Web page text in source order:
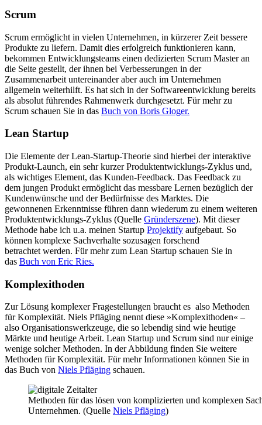
Scrum
Scrum ermöglicht in vielen Unternehmen, in kürzerer Zeit bessere
Produkte zu liefern. Damit dies erfolgreich funktionieren kann,
bekommen Entwicklungsteams einen dedizierten Scrum Master an
die Seite gestellt, der ihnen bei Verbesserungen in der
Zusammenarbeit untereinander aber auch im Unternehmen
allgemein weiterhilft. Es hat sich in der Softwareentwicklung bereits
als absolut führendes Rahmenwerk durchgesetzt. Für mehr zu
Scrum schauen Sie in das Buch von Boris Gloger.
Lean Startup
Die Elemente der Lean-Startup-Theorie sind hierbei der interaktive
Produkt-Launch, ein sehr kurzer Produktentwicklungs-Zyklus und,
als wichtiges Element, das Kunden-Feedback. Das Feedback zu
dem jungen Produkt ermöglicht das messbare Lernen bezüglich der
Kundenwünsche und der Bedürfnisse des Marktes. Die
gewonnenen Erkenntnisse führen dann wiederum zu einem weiteren
Produktentwicklungs-Zyklus (Quelle Gründerszene). Mit dieser
Methode habe ich u.a. meinen Startup Projektify aufgebaut. So
können komplexe Sachverhalte sozusagen forschend
betrachtet werden. Für mehr zum Lean Startup schauen Sie in
das Buch von Eric Ries.
Komplexithoden
Zur Lösung komplexer Fragestellungen braucht es also Methoden
für Komplexität. Niels Pfläging nennt diese »Komplexithoden« –
also Organisationswerkzeuge, die so lebendig sind wie heutige
Märkte und heutige Arbeit. Lean Startup und Scrum sind nur einige
wenige solcher Methoden. In der Abbildung finden Sie weitere
Methoden für Komplexität. Für mehr Informationen können Sie in
das Buch von Niels Pfläging schauen.
Methoden für das lösen von komplizierten und komplexen
Unternehmen. (Quelle Niels Pfläging)